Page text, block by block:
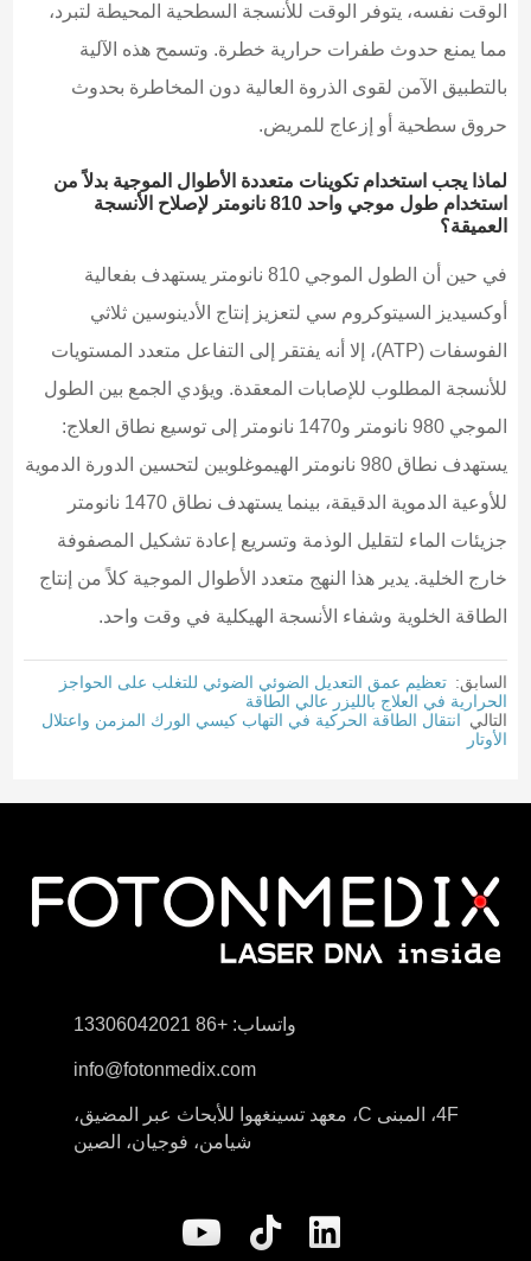
الوقت نفسه، يتوفر الوقت للأنسجة السطحية المحيطة لتبرد،
مما يمنع حدوث طفرات حرارية خطرة. وتسمح هذه الآلية
بالتطبيق الآمن لقوى الذروة العالية دون المخاطرة بحدوث
حروق سطحية أو إزعاج للمريض.
لماذا يجب استخدام تكوينات متعددة الأطوال الموجية بدلاً من
استخدام طول موجي واحد 810 نانومتر لإصلاح الأنسجة
العميقة؟
في حين أن الطول الموجي 810 نانومتر يستهدف بفعالية
أوكسيديز السيتوكروم سي لتعزيز إنتاج الأدينوسين ثلاثي
الفوسفات (ATP)، إلا أنه يفتقر إلى التفاعل متعدد المستويات
للأنسجة المطلوب للإصابات المعقدة. ويؤدي الجمع بين الطول
الموجي 980 نانومتر و1470 نانومتر إلى توسيع نطاق العلاج:
يستهدف نطاق 980 نانومتر الهيموغلوبين لتحسين الدورة الدموية
للأوعية الدموية الدقيقة، بينما يستهدف نطاق 1470 نانومتر
جزيئات الماء لتقليل الوذمة وتسريع إعادة تشكيل المصفوفة
خارج الخلية. يدير هذا النهج متعدد الأطوال الموجية كلاً من إنتاج
الطاقة الخلوية وشفاء الأنسجة الهيكلية في وقت واحد.
السابق: تعظيم عمق التعديل الضوئي الضوئي للتغلب على الحواجز
الحرارية في العلاج بالليزر عالي الطاقة
التالي انتقال الطاقة الحركية في التهاب كيسي الورك المزمن واعتلال
الأوتار
واتساب: +86 13306042021
info@fotonmedix.com
4F، المبنى C، معهد تسينغهوا للأبحاث عبر المضيق،
شيامن، فوجيان، الصين